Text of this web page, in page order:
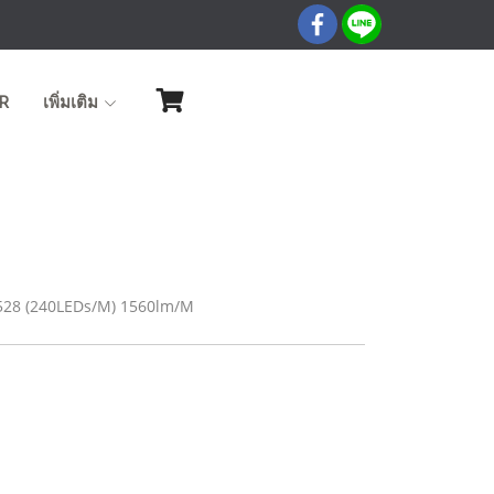
เพิ่มเติม
(240LEDs/M) 1560lm/M